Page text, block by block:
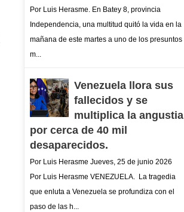
Por Luis Herasme. En Batey 8, provincia
Independencia, una multitud quitó la vida en la
mañana de este martes a uno de los presuntos
m...
Venezuela llora sus
fallecidos y se
multiplica la angustia
por cerca de 40 mil
desaparecidos.
Por Luis Herasme Jueves, 25 de junio 2026
Por Luis Herasme VENEZUELA. La tragedia
que enluta a Venezuela se profundiza con el
paso de las h...